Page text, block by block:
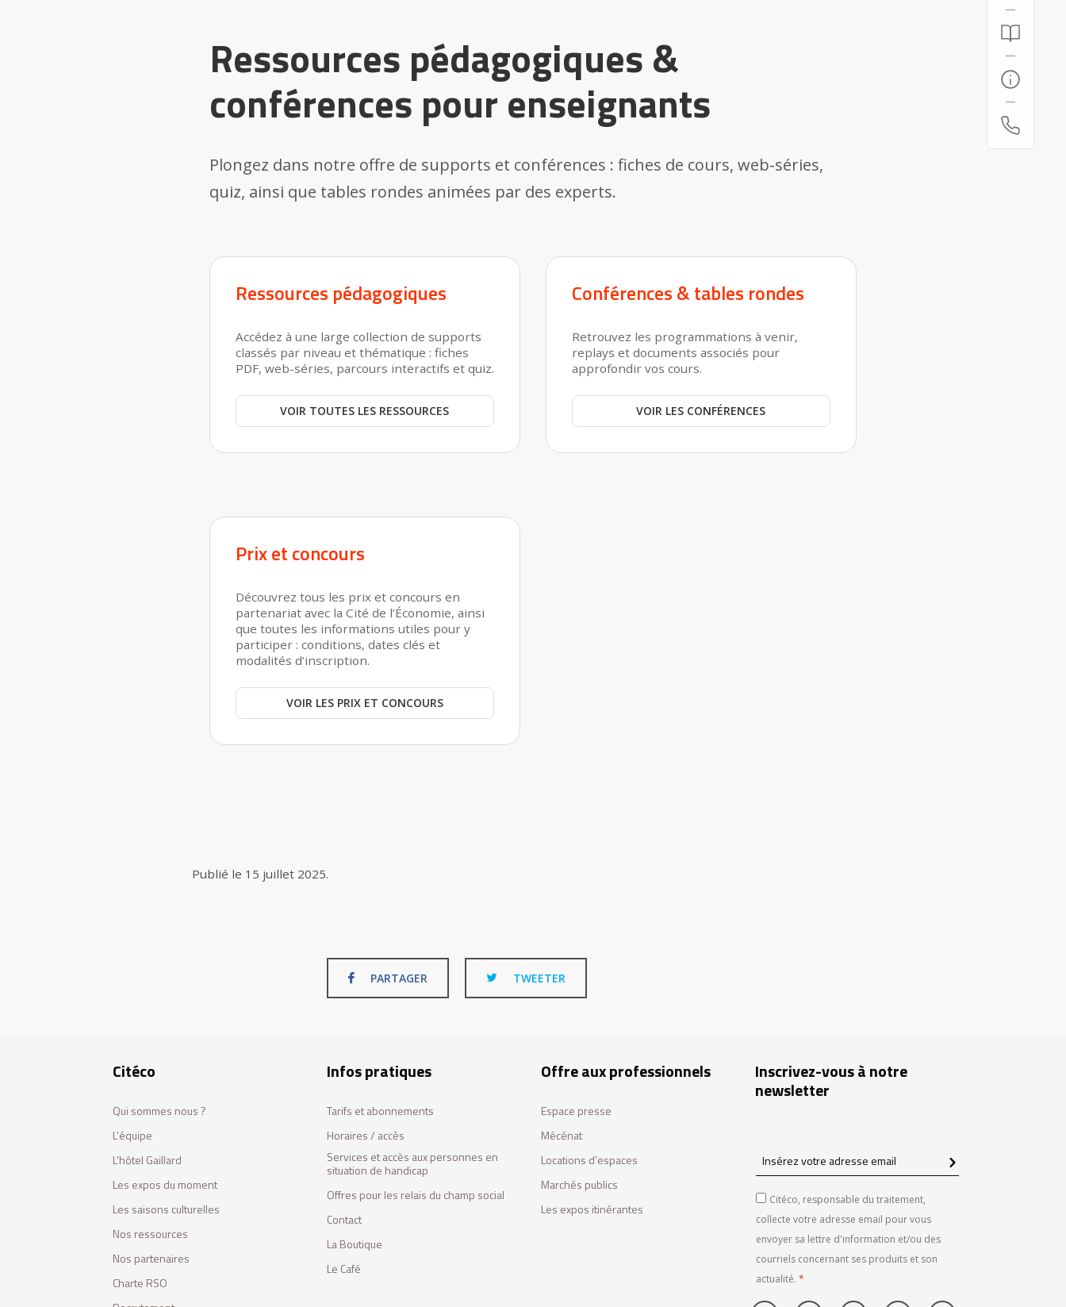
Ressources pédagogiques &
conférences pour enseignants
Plongez dans notre offre de supports et conférences : fiches de cours, web-séries,
quiz, ainsi que tables rondes animées par des experts.
Ressources pédagogiques
Accédez à une large collection de supports
classés par niveau et thématique : fiches
PDF, web-séries, parcours interactifs et quiz.
VOIR TOUTES LES RESSOURCES
Conférences & tables rondes
Retrouvez les programmations à venir,
replays et documents associés pour
approfondir vos cours.
VOIR LES CONFÉRENCES
Prix et concours
Découvrez tous les prix et concours en
partenariat avec la Cité de l’Économie, ainsi
que toutes les informations utiles pour y
participer : conditions, dates clés et
modalités d’inscription.
VOIR LES PRIX ET CONCOURS
Publié le 15 juillet 2025.
PARTAGER TWEETER
Citéco
Qui sommes nous ?
L'équipe
L'hôtel Gaillard
Les expos du moment
Les saisons culturelles
Nos ressources
Nos partenaires
Charte RSO
Infos pratiques
Tarifs et abonnements
Horaires / accès
Services et accès aux personnes en
situation de handicap
Offres pour les relais du champ social
Contact
La Boutique
Le Café
Offre aux professionnels
Espace presse
Mécénat
Locations d’espaces
Marchés publics
Les expos itinérantes
Inscrivez-vous à notre
newsletter
Insérez
votre
adresse
email
Citéco, responsable du traitement,
collecte votre adresse email pour vous
envoyer sa lettre d'information et/ou des
courriels concernant ses produits et son
actualité. *